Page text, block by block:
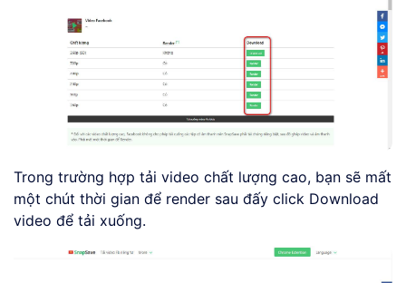
Trong trường hợp tải video chất lượng cao, bạn sẽ mất
một chút thời gian để render sau đấy click Download
video để tải xuống.